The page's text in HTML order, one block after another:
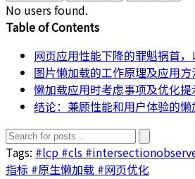
No users found.
Table of Contents
网页应用性能下降的罪魁祸首
图片懒加载的工作原理及应用方
懒加载应用时考虑事项及优化提
结论：兼顾性能和用户体验的懒
Tags: #lcp #cls
指标 #原生懒加载 #网页优化